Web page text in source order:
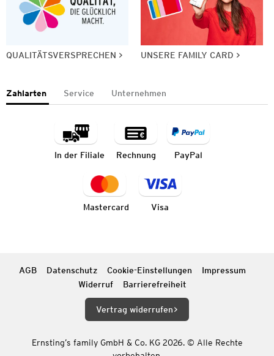
QUALITÄTSVERSPRECHEN UNSERE FAMILY CARD
Zahlarten Service Unternehmen
In der Filiale Rechnung PayPal
Mastercard Visa
AGB Datenschutz Cookie-Einstellungen
Impressum
Widerruf
Barrierefreiheit
Vertrag widerrufen
Ernsting’s family GmbH & Co. KG 2026. © Alle Rechte